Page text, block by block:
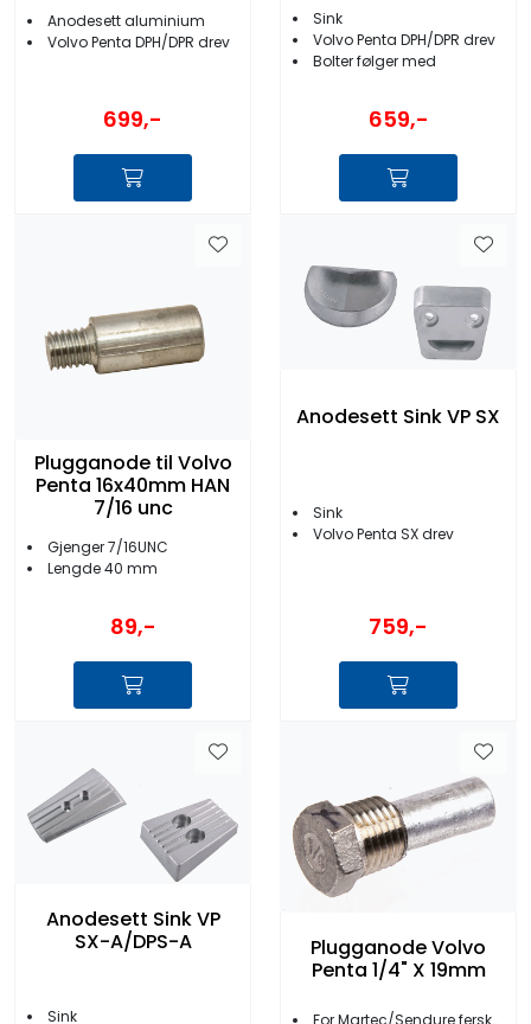
Anodesett aluminium
Volvo Penta DPH/DPR drev
699,-
Sink
Volvo Penta DPH/DPR drev
Bolter følger med
659,-
Plugganode til Volvo
Penta 16x40mm HAN
7/16 unc
Gjenger 7/16UNC
Lengde 40 mm
89,-
Anodesett Sink VP SX
Sink
Volvo Penta SX drev
759,-
Anodesett Sink VP
SX-A/DPS-A
Sink
Plugganode Volvo
Penta 1/4" X 19mm
For Martec/Sendure ferskvannskjøling